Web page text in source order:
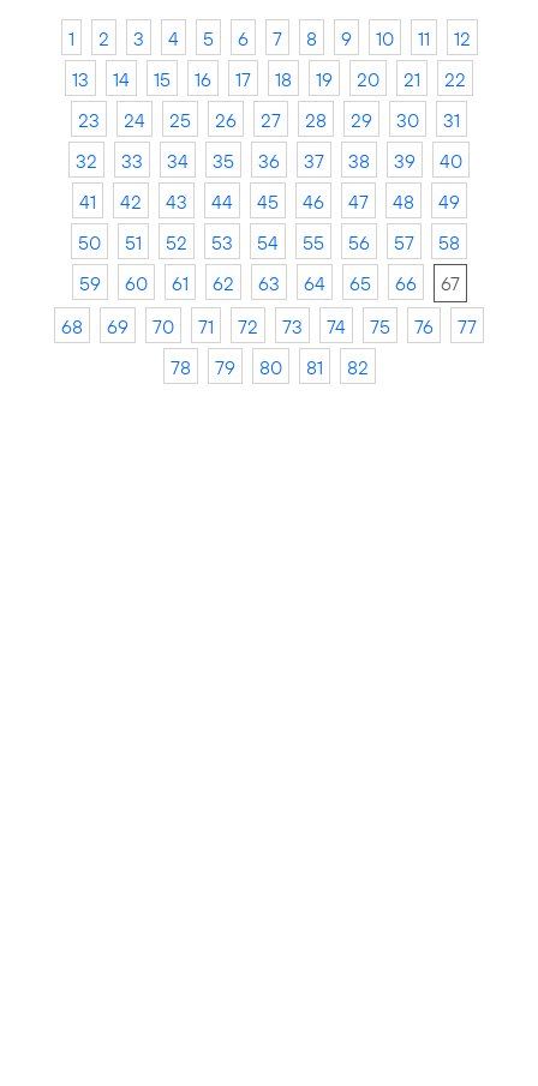
1 2 3 4 5 6 7 8 9 10 11
12
13
14 15 16 17 18 19 20 21
22
23
24 25 26 27 28 29 30
31
32
33 34 35 36 37 38 39
40
41
42 43 44 45 46 47 48
49
50
51 52 53 54 55 56 57
58
59
60 61 62 63 64 65 66
67
68
69 70 71 72 73 74 75 76
77
78
79 80 81 82